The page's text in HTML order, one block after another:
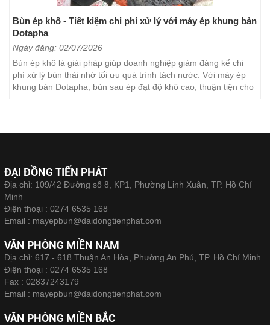
Bùn ép khô - Tiết kiệm chi phí xử lý với máy ép khung bản
Dotapha
Ngày đăng: 02/07/2026
Bùn ép khô là giải pháp giúp doanh nghiệp giảm đáng kể chi
phí xử lý bùn thải nhờ tối ưu quá trình tách nước. Với máy ép
khung bản Dotapha, bùn sau ép đạt độ khô cao, thuận tiện cho
ĐẠI ĐỒNG TIẾN PHÁT
Địa chỉ: 109/42 Đường số 8, KP1, Phường Linh Xuân, TP. Hồ Chí
Minh
Điện thoại : 0274 6535 168
Email : mayepbun@daidongtienphat.com
VĂN PHÒNG MIỀN NAM
Địa chỉ: 617 - 618 Thuận An Hòa, Phường An Phú, TP. Hồ Chí Minh
Điện thoại : 0274 6535 168
Fax : 02837243179
Email : mayepbun@daidongtienphat.com
VĂN PHÒNG MIỀN BẮC